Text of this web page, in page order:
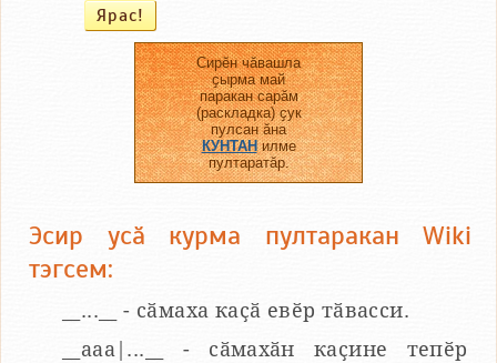
Сирӗн чӑвашла
ҫырма май
паракан сарӑм
(раскладка) ҫук
пулсан ӑна
КУНТАНилме
пултаратӑр.
Эсир усӑ курма пултаракан Wiki
тэгсем:
__...__ - сӑмаха каҫӑ евӗр тӑвасси.
__aaa|...__ - сӑмахӑн каҫине тепӗр